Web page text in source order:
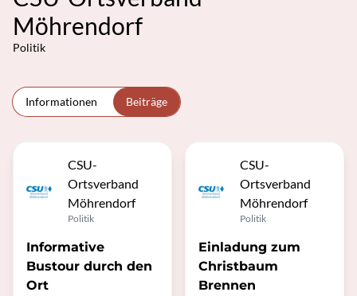
Möhrendorf
Politik
Informationen Beiträge
CSU-
Ortsverband
Möhrendorf
Politik
Informative
Bustour durch den
Ort
CSU-
Ortsverband
Möhrendorf
Politik
Einladung zum
Christbaum
Brennen